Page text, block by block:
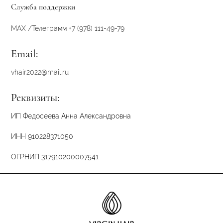
Служба поддержки
MAX /Телеграмм +7 (978) 111-49-79
Email:
vhair2022@mail.ru
Реквизиты:
ИП Федосеева Анна Александровна
ИНН 910228371050
ОГРНИП 317910200007541